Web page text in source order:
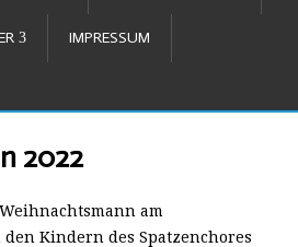
IMPRESSUM
2022
am
Kindern des Spatzenchores